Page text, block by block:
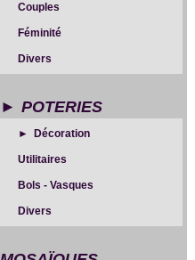
Couples
Féminité
Divers
POTERIES
Décoration
Utilitaires
Bols - Vasques
Divers